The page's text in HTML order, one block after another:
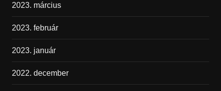
2023. március
2023. február
2023. január
2022. december